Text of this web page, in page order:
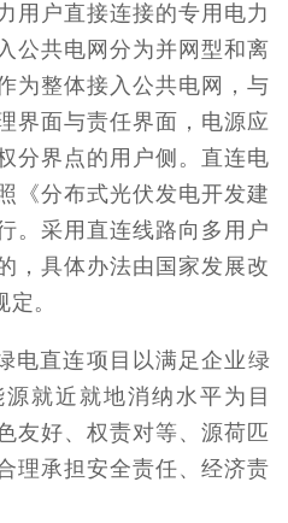
用户直接连接的专用电力
公共电网分为并网型和离
为整体接入公共电网，与
界面与责任界面，电源应
分界点的用户侧。直连电
《分布式光伏发电开发建
。采用直连线路向多用户
，具体办法由国家发展改
。
电直连项目以满足企业绿
就近就地消纳水平为目
友好、权责对等、源荷匹
理承担安全责任、经济责